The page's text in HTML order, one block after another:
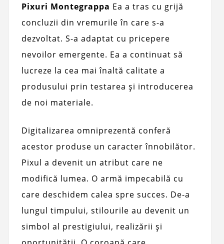
Pixuri Montegrappa Ea a tras cu grijă
concluzii din vremurile în care s-a
dezvoltat. S-a adaptat cu pricepere
nevoilor emergente. Ea a continuat să
lucreze la cea mai înaltă calitate a
produsului prin testarea și introducerea
de noi materiale.
Digitalizarea omniprezentă conferă
acestor produse un caracter înnobilător.
Pixul a devenit un atribut care ne
modifică lumea. O armă impecabilă cu
care deschidem calea spre succes. De-a
lungul timpului, stilourile au devenit un
simbol al prestigiului, realizării și